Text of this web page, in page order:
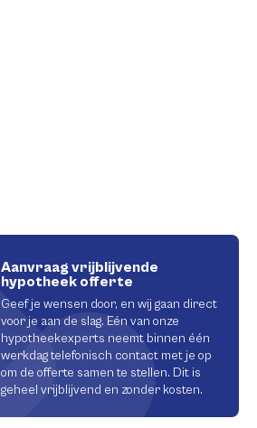
Aanvraag vrijblijvende
hypotheek offerte
Geef je wensen door, en wij gaan direct
voor je aan de slag. Eén van onze
hypotheekexperts neemt binnen één
werkdag telefonisch contact met je op
om de offerte samen te stellen. Dit is
geheel vrijblijvend en zonder kosten.